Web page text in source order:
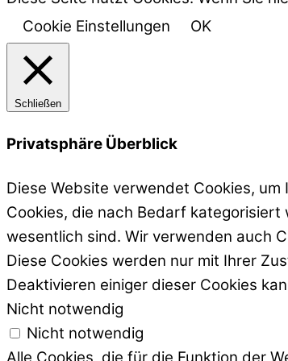
Cookie Einstellungen
OK
Schließen
Privatsphäre Überblick
Diese Website verwendet Cookies,
Cookies, die nach Bedarf
wesentlich sind. Wir verwenden auch
Diese Cookies werden nur mit Ihrer
Deaktivieren einiger dieser Cookies
Nicht notwendig
Nicht notwendig
Alle Cookies, die für die Funktion der